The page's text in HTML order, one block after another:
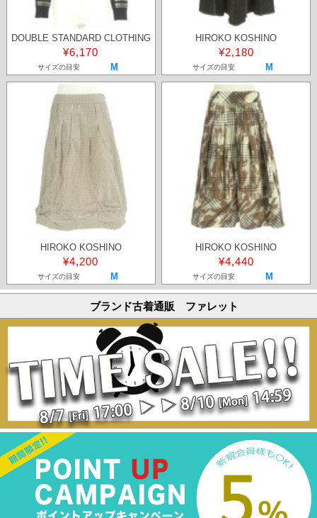
DOUBLE STANDARD CLOTHING
¥6,170
サイズの目安 M
HIROKO KOSHINO
¥2,180
サイズの目安 M
HIROKO KOSHINO
¥4,200
サイズの目安 M
HIROKO KOSHINO
¥4,440
サイズの目安 M
ブランド古着通販 ファレット